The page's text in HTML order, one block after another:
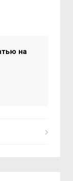
на